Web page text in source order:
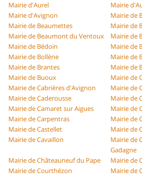
Mairie d'Aurel
Mairie
Mairie d'Avignon
Mairie de
Mairie de Beaumettes
Mairie de
Mairie de Beaumont du Ventoux
Mairie de
Mairie de Bédoin
Mairie de
Mairie de Bollène
Mairie de
Mairie de Brantes
Mairie de
Mairie de Buoux
Mairie de
Mairie de Cabrières d'Avignon
Mairie de
Mairie de Caderousse
Mairie de
Mairie de Camaret sur Aigues
Mairie de
Mairie de Carpentras
Mairie de
Mairie de Castellet
Mairie de
Mairie de Cavaillon
Mairie de
Gadagne
Mairie de Châteauneuf du Pape
Mairie de
Mairie de Courthézon
Mairie de